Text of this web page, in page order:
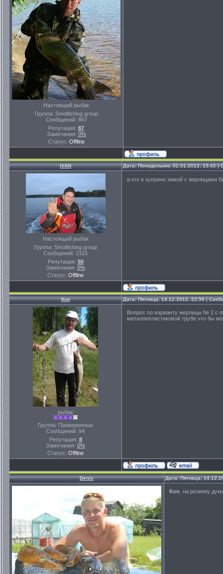
Настоящий рыбак
Группа: Smolfishing group
Сообщений: 867
Репутация: 87
Замечания: 0%
Статус: Offline
IVAN Дата: Понедельник, 02.01.2012, 15:42 |
Настоящий рыбак
Группа: Smolfishing group
Сообщений: 2315
Репутация: 50
Замечания: 0%
Статус: Offline
а кто в куприно зимой с жерлицами
Кон Дата: Пятница, 14.12.2012, 22:56 |
рыбак
Группа: Проверенные
Сообщений: 94
Репутация: 8
Замечания: 0%
Статус: Offline
Вопрос по варианту жерлицы № 2 с
металлопластиковой трубе что бы
Denis Дата: Пятница,
Кон , на резинку